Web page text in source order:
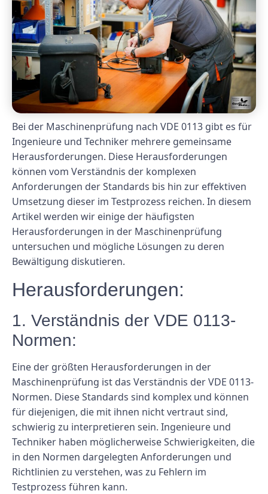
Bei der Maschinenprüfung nach VDE 0113 gibt es für
Ingenieure und Techniker mehrere gemeinsame
Herausforderungen. Diese Herausforderungen
können vom Verständnis der komplexen
Anforderungen der Standards bis hin zur effektiven
Umsetzung dieser im Testprozess reichen. In diesem
Artikel werden wir einige der häufigsten
Herausforderungen in der Maschinenprüfung
untersuchen und mögliche Lösungen zu deren
Bewältigung diskutieren.
Herausforderungen:
1. Verständnis der VDE 0113-
Normen:
Eine der größten Herausforderungen in der
Maschinenprüfung ist das Verständnis der VDE 0113-
Normen. Diese Standards sind komplex und können
für diejenigen, die mit ihnen nicht vertraut sind,
schwierig zu interpretieren sein. Ingenieure und
Techniker haben möglicherweise Schwierigkeiten, die
in den Normen dargelegten Anforderungen und
Richtlinien zu verstehen, was zu Fehlern im
Testprozess führen kann.